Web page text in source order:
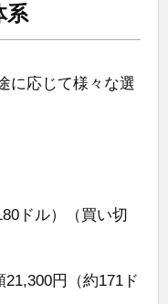
系
に応じて様々な選
ドル）（買い切
21,300円（約171ド